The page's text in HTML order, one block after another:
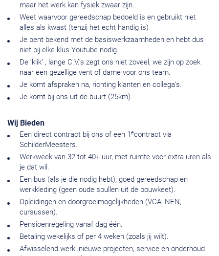
maar het werk kan fysiek zwaar zijn.
Weet waarvoor gereedschap bedoeld is en gebruikt niet
alles als kwast (tenzij het echt handig is)
Je bent bekend met de basiswerkzaamheden en hebt dus
niet bij elke klus Youtube nodig.
De ‘klik’ , lange C.V.’s zegt ons niet zoveel, we zijn op zoek
naar een gezellige vent of dame voor ons team.
Je komt afspraken na, richting klanten en collega’s.
Je komt bij ons uit de buurt (25km).
Wij Bieden
Een direct contract bij ons of een 1 econtract via
SchilderMeesters.
Werkweek van 32 tot 40+ uur, met ruimte voor extra uren als
je dat wil.
Een bus (als je die nodig hebt), goed gereedschap en
werkkleding (geen oude spullen uit de bouwkeet).
Opleidingen en doorgroeimogelijkheden (VCA, NEN,
cursussen).
Pensioenregeling vanaf dag één.
Betaling wekelijks of per 4 weken (zoals jij wilt).
Afwisselend werk: nieuwe projecten, service en onderhoud